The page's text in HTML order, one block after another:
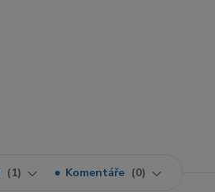
1 Komentáře 0